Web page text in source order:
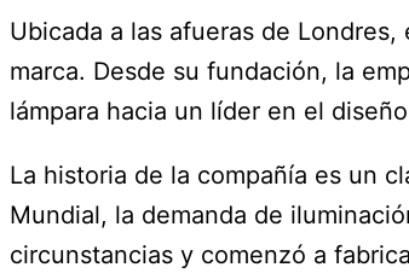
Ubicada a las afueras de
marca. Desde su fundación, la
lámpara hacia un líder en el
La historia de la compañía es un
Mundial, la demanda de
circunstancias y comenzó a